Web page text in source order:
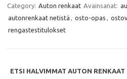
e
o
o
t
e
r
t
A
p
i
Category: Auton renkaat Avainsanat:
autonrenkaat netistä
osto-opas
rengastestitulokset
ETSI HALVIMMAT AUTON RENKAAT